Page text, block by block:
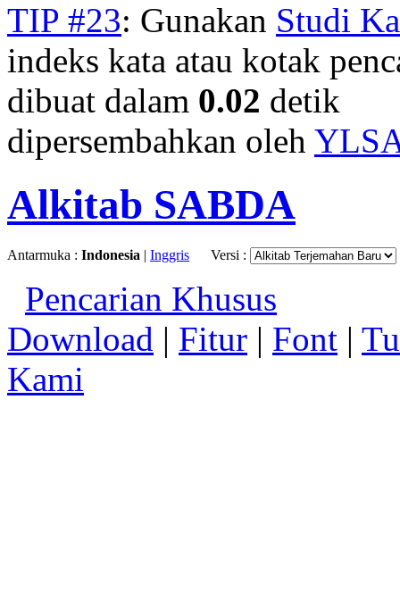
TIP #23: Gunakan Studi
indeks kata atau kotak
dibuat dalam 0.02 detik
dipersembahkan oleh
Alkitab SABDA
Antarmuka : Indonesia | Inggris Versi :
Pencarian Khusus
Download | Fitur | Font |
Kami